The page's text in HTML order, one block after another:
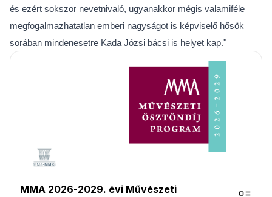
és ezért sokszor nevetnivaló, ugyanakkor mégis valamiféle
megfogalmazhatatlan emberi nagyságot is képviselő hősök
sorában mindenesetre Kada Józsi bácsi is helyet kap."
MMA 2026-2029. évi Művészeti